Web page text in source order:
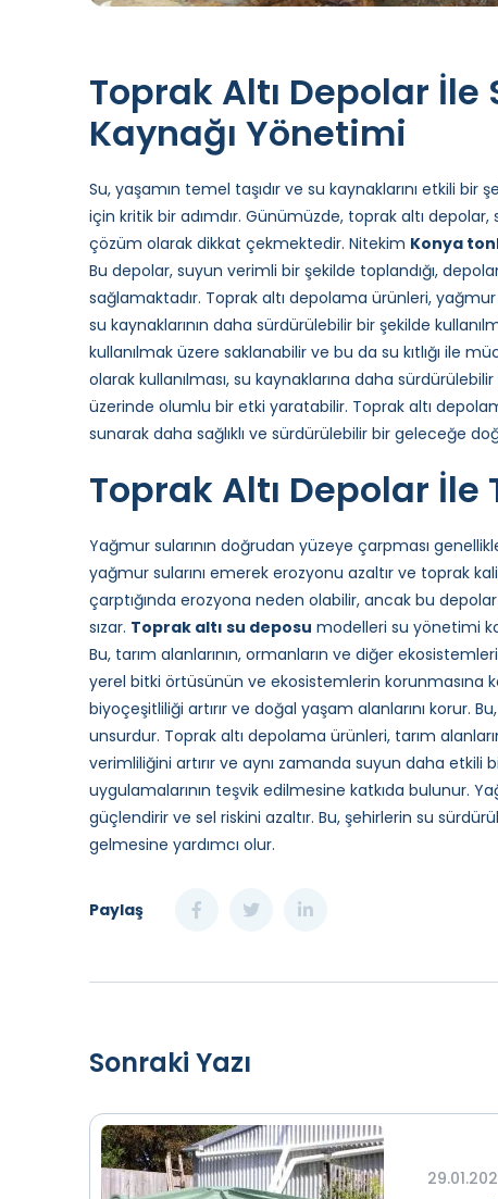
Toprak Altı Depolar
Kaynağı Yönetimi
Su, yaşamın temel taşıdır ve su kaynaklarını etkili
için kritik bir adımdır. Günümüzde, toprak altı
çözüm olarak dikkat çekmektedir. Nitekim Konya
Bu depolar, suyun verimli bir şekilde toplandığı,
sağlamaktadır. Toprak altı depolama ürünleri,
su kaynaklarının daha sürdürülebilir bir şekilde
kullanılmak üzere saklanabilir ve bu da su kıtlığı ile
olarak kullanılması, su kaynaklarına daha
üzerinde olumlu bir etki yaratabilir. Toprak altı
sunarak daha sağlıklı ve sürdürülebilir bir geleceğe
Toprak Altı Depolar İle
Yağmur sularının doğrudan yüzeye çarpması
yağmur sularını emerek erozyonu azaltır ve toprak
çarptığında erozyona neden olabilir, ancak bu
sızar. Toprak altı su deposu modelleri su yönetimi
Bu, tarım alanlarının, ormanların ve diğer
yerel bitki örtüsünün ve ekosistemlerin korunmasına
biyoçeşitliliği artırır ve doğal yaşam alanlarını korur.
unsurdur. Toprak altı depolama ürünleri, tarım
verimliliğini artırır ve aynı zamanda suyun daha etkili
uygulamalarının teşvik edilmesine katkıda bulunur.
güçlendirir ve sel riskini azaltır. Bu, şehirlerin su
gelmesine yardımcı olur.
Paylaş
Sonraki Yazı